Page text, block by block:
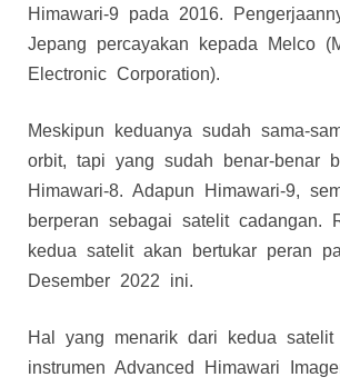
Himawari-9 pada 2016.
Jepang percayakan kepada Melco
Electronic Corporation).
Meskipun keduanya sudah sama-
orbit, tapi yang sudah benar-benar
Himawari-8. Adapun Himawari-9,
berperan sebagai satelit cadangan.
kedua satelit akan bertukar peran
Desember 2022 ini.
Hal yang menarik dari kedua
instrumen Advanced Himawari